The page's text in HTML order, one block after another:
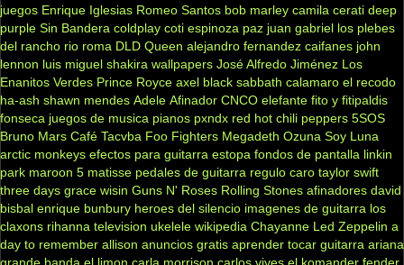
juegos Enrique Iglesias Romeo Santos bob marley camila cerati deep
purple Sin Bandera coldplay coti espinoza paz juan gabriel los plebes
del rancho rio roma DLD Queen alejandro fernandez caifanes john
lennon luis miguel shakira wallpapers José Alfredo Jiménez Los
Enanitos Verdes Prince Royce axel black sabbath calamaro el recodo
ha-ash shawn mendes Adele Afinador CNCO elefante fito y fitipaldis
fonseca juegos de musica pianos pxndx red hot chili peppers 5SOS
Bruno Mars Café Tacvba Foo Fighters Megadeth Ozuna Soy Luna
arctic monkeys efectos para guitarra estopa fondos de pantalla linkin
park maroon 5 matisse pedales de guitarra regulo caro taylor swift
three days grace wisin Guns N' Roses Rolling Stones afinadores david
bisbal enrique bunbury heroes del silencio imagenes de guitarra los
claxons rihanna television ukelele wikipedia Chayanne Led Zeppelin a
day to remember allison anuncios gratis aprender tocar guitarra ariana
grande banda el limon carla morrison carlos vives el komander fender